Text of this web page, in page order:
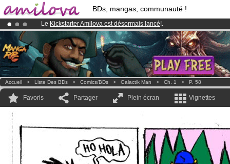
BDs, mangas, communauté !
Le Kickstarter Amilova est désormais lancé!.
Abonnement premium: à partir de3.95 eurospar mois !Clique ici
Déjà 100000membreset 1000BDs & Mangas!
Accueil > Liste Des BDs > Comics/BDs > Galactik Man > Ch. 1 > P. 58
Favoris Partager Plein écran Vignettes